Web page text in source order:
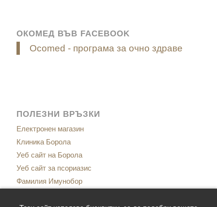
ОКОМЕД ВЪВ FACEBOOK
Ocomed - програма за очно здраве
ПОЛЕЗНИ ВРЪЗКИ
Електронен магазин
Клиника Борола
Уеб сайт на Борола
Уеб сайт за псориазис
Фамилия Имунобор